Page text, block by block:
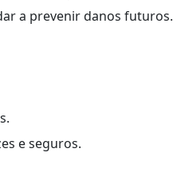
a prevenir danos futuros.
e seguros.